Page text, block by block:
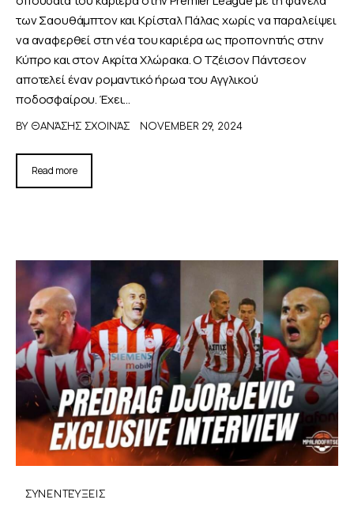
των Σαουθάμπτον και Κρίσταλ Πάλας χωρίς να παραλείψει
να αναφερθεί στη νέα του καριέρα ως προπονητής στην
Κύπρο και στον Ακρίτα Χλώρακα. Ο Τζέισον Πάντσεον
αποτελεί έναν ρομαντικό ήρωα του Αγγλικού
ποδοσφαίρου. Έχει…
BY ΘΑΝΆΣΗΣ ΣΧΟΙΝΆΣ NOVEMBER 29, 2024
Read more
ΣΥΝΕΝΤΕΎΞΕΙΣ